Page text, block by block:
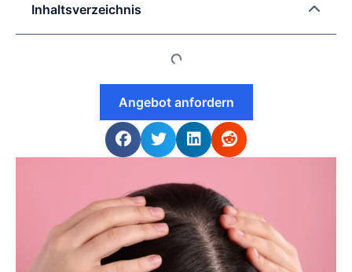
Inhaltsverzeichnis
Angebot anfordern